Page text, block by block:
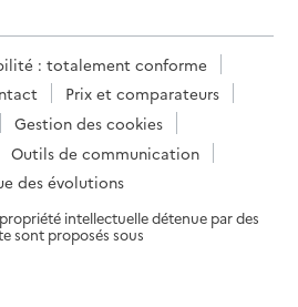
: totalement conforme
Prix et comparateurs
Gestion des cookies
Outils de communication
des évolutions
intellectuelle détenue par des
sont proposés sous